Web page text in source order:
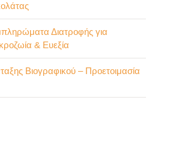
Διατροφής για
& Ευεξία
Βιογραφικού – Προετοιμασία